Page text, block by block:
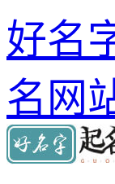
好名
名网